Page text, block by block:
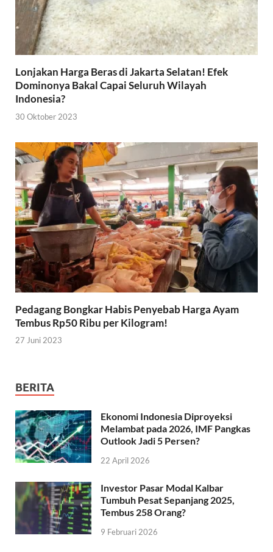
Lonjakan Harga Beras di Jakarta Selatan! Efek
Dominonya Bakal Capai Seluruh Wilayah
Indonesia?
30 Oktober 2023
Pedagang Bongkar Habis Penyebab Harga Ayam
Tembus Rp50 Ribu per Kilogram!
27 Juni 2023
BERITA
Ekonomi Indonesia Diproyeksi
Melambat pada 2026, IMF Pangkas
Outlook Jadi 5 Persen?
22 April 2026
Investor Pasar Modal Kalbar
Tumbuh Pesat Sepanjang 2025,
Tembus 258 Orang?
9 Februari 2026